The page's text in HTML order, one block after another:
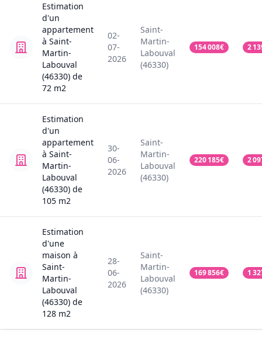
Estimation
d'un
appartement
à Saint-
Martin-
Labouval
(46330) de
72 m2
02-
07-
2026
Saint-
Martin-
Labouval
(46330)
154 008€ 2
Estimation
d'un
appartement
à Saint-
Martin-
Labouval
(46330) de
105 m2
30-
06-
2026
Saint-
Martin-
Labouval
(46330)
220 185€ 2
Estimation
d'une
maison à
Saint-
Martin-
Labouval
(46330) de
128 m2
28-
06-
2026
Saint-
Martin-
Labouval
(46330)
169 856€ 1